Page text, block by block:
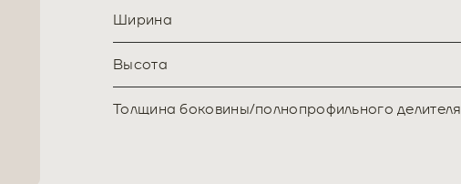
Ширина
Высота
Толщина боковины/полнопрофильного делителя